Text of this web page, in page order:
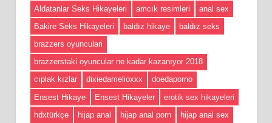
Aldatanlar Seks Hikayeleri
amcık resimleri
anal sex
Bakire Seks Hikayeleri
baldız hikaye
baldız seks
brazzers oyunculari
brazzerstaki oyuncular ne kadar kazanıyor 2018
cıplak kızlar
dixiedamelioxxx
doedaporno
Ensest Hikaye
Ensest Hikayeler
erotik sex hikayeleri
hdxtürkçe
hijap anal hijap anal porn
hijap anal sex